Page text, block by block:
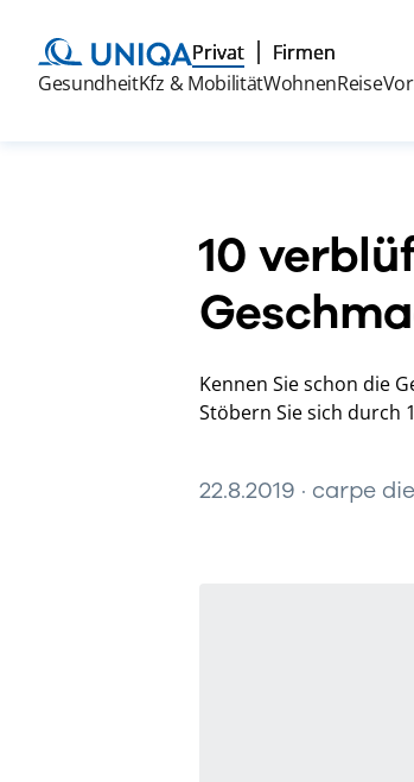
Privat Firmen
GesundheitKfz & MobilitätWohnenReise
10
Kennen Sie schon die
Stöbern Sie sich durch
22.8.2019 · carpe